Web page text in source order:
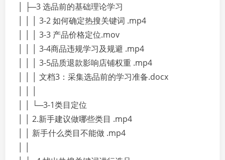
│ ├─3 选品前的基础理论学习
│ │ │ 3-2 如何确定热搜关键词 .mp4
│ │ │ 3-3 产品价格定位.mov
│ │ │ 3-4商品违规学习及规避 .mp4
│ │ │ 3-5品质退款影响店铺权重 .mp4
│ │ │ 文档3：采集选品前的学习准备.docx
│ │ └─3-1类目定位
│ │ 2.新手建议做哪些类目 .mp4
│ │ 新手什么类目不能做 .mp4